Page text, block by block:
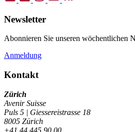
Newsletter
Abonnieren Sie unseren wöchentlichen
Anmeldung
Kontakt
Zürich
Avenir Suisse
Puls 5 | Giessereistrasse 18
8005 Zürich
+41 44 445 90 00